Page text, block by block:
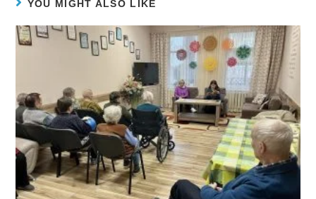
YOU MIGHT ALSO LIKE